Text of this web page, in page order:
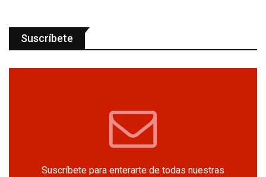
Suscríbete
Suscríbete para enterarte de todas nuestras